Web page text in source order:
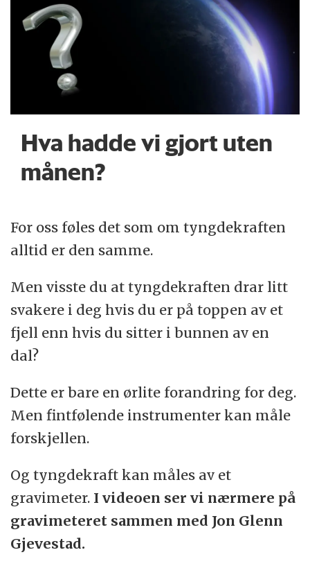
Hva hadde vi gjort uten
månen?
For oss føles det som om tyngdekraften
alltid er den samme.
Men visste du at tyngdekraften drar litt
svakere i deg hvis du er på toppen av et
fjell enn hvis du sitter i bunnen av en
dal?
Dette er bare en ørlite forandring for deg.
Men fintfølende instrumenter kan måle
forskjellen.
Og tyngdekraft kan måles av et
gravimeter. I videoen ser vi nærmere på
gravimeteret sammen med Jon Glenn
Gjevestad.